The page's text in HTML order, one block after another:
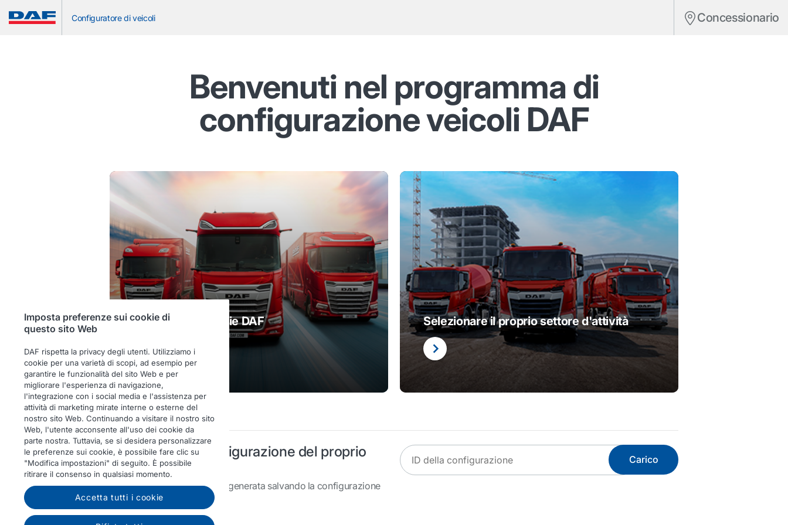
Configuratore di veicoli Concessionario
Benvenuti nel programma di
configurazione veicoli DAF
Selezionare la serie DAF Selezionare il proprio settore d'attività
Recuperare la configurazione del proprio
veicolo DAF
Inserire la chiave che è stata generata salvando la configurazione
del proprio veicolo DAF.
ID della configurazione
Carico
Imposta preferenze sui cookie di
questo sito Web
DAF rispetta la privacy degli utenti. Utilizziamo i
cookie per una varietà di scopi, ad esempio per
garantire le funzionalità del sito Web e per
migliorare l'esperienza di navigazione,
l'integrazione con i social media e l'assistenza per
attività di marketing mirate interne o esterne del
nostro sito Web. Continuando a visitare il nostro sito
Web, l'utente acconsente all'uso dei cookie da
parte nostra. Tuttavia, se si desidera personalizzare
le preferenze sui cookie, è possibile fare clic su
"Modifica impostazioni" di seguito. È possibile
ritirare il consenso in qualsiasi momento.
Accetta tutti i cookie